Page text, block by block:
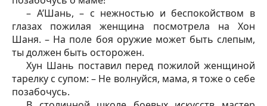
– А’Шань, – с нежностью и беспокойством в
глазах пожилая женщина посмотрела на Хон
Шаня. – На поле боя оружие может быть слепым,
ты должен быть осторожен.
Хун Шань поставил перед пожилой женщиной
тарелку с супом: – Не волнуйся, мама, я тоже о себе
позабочусь.